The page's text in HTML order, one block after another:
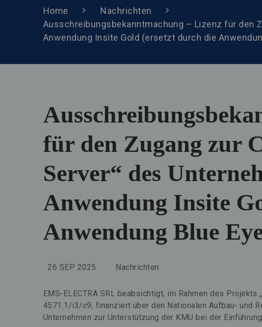
Home
Nachrichten
Ausschreibungsbekanntmachung – Lizenz für den
Anwendung Insite Gold (ersetzt durch die
für den Zugang zur
Server“ des
Anwendung Insite
Anwendung Blue
26 SEP 2025 Nachrichten
EMS-ELECTRA SRL beabsichtigt, im Rahmen des
4571.1/i3/c9, finanziert über den Nationalen Aufbau- und
Unternehmen zur Unterstützung der KMU bei der